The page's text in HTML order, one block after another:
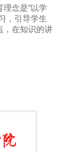
化学工业出版
化学工业出版
念是“以学
，引导学生
，在知识的讲
好的效果。